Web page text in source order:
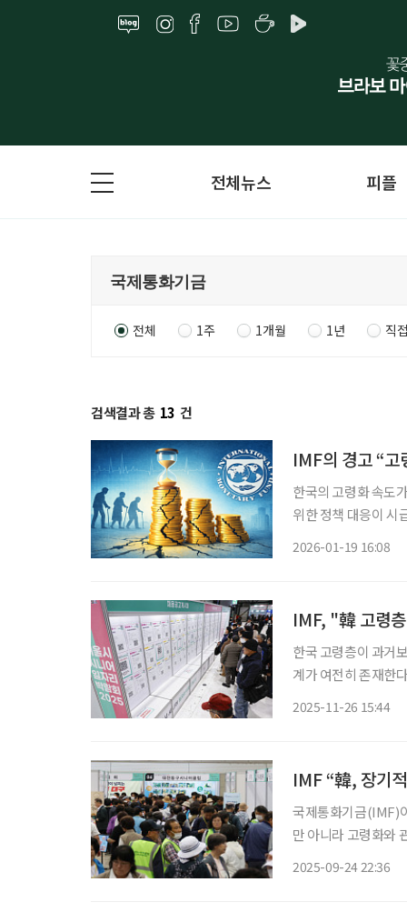
전체뉴스 피플
전체 1주 1개월 1년 직
검색결과 총 13 건
IMF의 경고 “고
한국의 고령화 속도
위한 정책 대응이 시급하다는 국
2026-01-19 16:08
IMF, "韓 고령
한국 고령층이 과거
계가 여전히 존재한
2025-11-26 15:44
IMF “韓, 장기
국제통화기금(IMF)
만 아니라 고령화와 관련
2025-09-24 22:36